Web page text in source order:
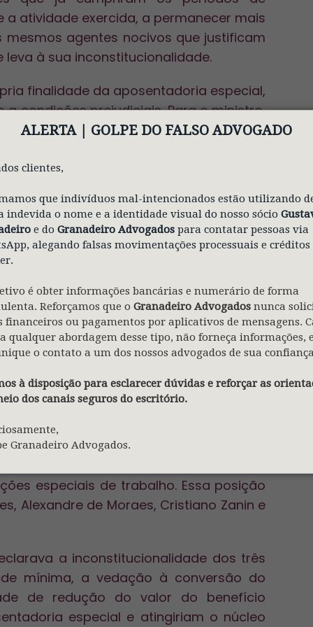
ALERTA | GOLPE DO FALSO ADVOGADO
clientes,
que indivíduos mal-intencionados estão utilizando
indevida o nome e a identidade visual do nosso sócio
e do Granadeiro Advogados para contatar pessoas via
alegando falsas movimentações processuais e créditos
é obter informações bancárias e numerário de forma
Reforçamos que o Granadeiro Advogados nunca
financeiros ou pagamentos por aplicativos de mensagens.
qualquer abordagem desse tipo, não forneça informações, e
o contato a um dos nossos advogados de sua
à disposição para esclarecer dúvidas e reforçar as
dos canais seguros do escritório.
Granadeiro Advogados.
atividade exercida, a permanecer mais
agentes nocivos que justificam
à sua inconstitucionalidade.
finalidade da aposentadoria especial,
condições prejudiciais. Para o ministro,
destinado a afastar o trabalhador
prolonga sua permanência nessas
que a Constituição Federal permite
buscar maior equilíbrio financeiro do
tempo comum o período trabalhado
a adoção de novos critérios de cálculo
Marques e Dias Toffoli e pela
declarado inconstitucional pelo ministro
(aposentada).
(aposentado), havia votado pela
Para ele, as mudanças promovidas
legítima para assegurar o equilíbrio
cláusulas pétreas nem suprimir a
especiais de trabalho. Essa posição
Alexandre de Moraes, Cristiano Zanin e
a inconstitucionalidade dos três
mínima, a vedação à conversão do
de redução do valor do benefício
especial e atingiriam o núcleo